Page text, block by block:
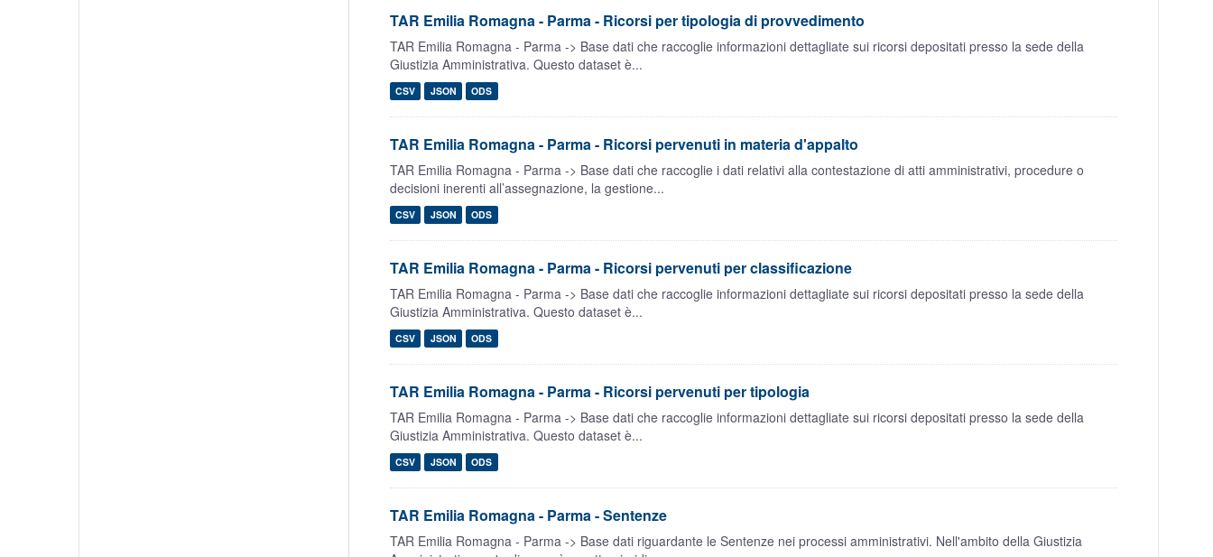
TAR Emilia Romagna - Parma - Ricorsi per tipologia di provvedimento
TAR Emilia Romagna - Parma -> Base dati che raccoglie informazioni dettagliate sui ricorsi depositati presso la sede della
Giustizia Amministrativa. Questo dataset è...
CSV JSON ODS
TAR Emilia Romagna - Parma - Ricorsi pervenuti in materia d'appalto
TAR Emilia Romagna - Parma -> Base dati che raccoglie i dati relativi alla contestazione di atti amministrativi, procedure o
decisioni inerenti all’assegnazione, la gestione...
CSV JSON ODS
TAR Emilia Romagna - Parma - Ricorsi pervenuti per classificazione
TAR Emilia Romagna - Parma -> Base dati che raccoglie informazioni dettagliate sui ricorsi depositati presso la sede della
Giustizia Amministrativa. Questo dataset è...
CSV JSON ODS
TAR Emilia Romagna - Parma - Ricorsi pervenuti per tipologia
TAR Emilia Romagna - Parma -> Base dati che raccoglie informazioni dettagliate sui ricorsi depositati presso la sede della
Giustizia Amministrativa. Questo dataset è...
CSV JSON ODS
TAR Emilia Romagna - Parma - Sentenze
TAR Emilia Romagna - Parma -> Base dati riguardante le Sentenze nei processi amministrativi. Nell'ambito della Giustizia